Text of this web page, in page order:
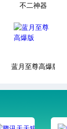
不二神器
蓝月至尊高爆版